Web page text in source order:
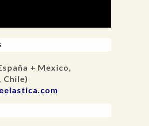
+ Mexico,
Chile)